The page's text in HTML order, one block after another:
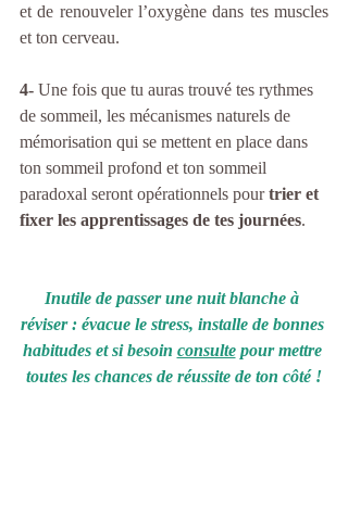
et de renouveler l’oxygène dans tes muscles
et ton cerveau.
4- Une fois que tu auras trouvé tes rythmes
de sommeil, les mécanismes naturels de
mémorisation qui se mettent en place dans
ton sommeil profond et ton sommeil
paradoxal seront opérationnels pour trier et
fixer les apprentissages de tes journées.
Inutile de passer une nuit blanche à
réviser : évacue le stress, installe de bonnes
habitudes et si besoin consulte pour mettre
toutes les chances de réussite de ton côté !